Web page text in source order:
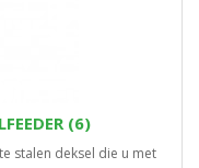
(6)
stalen deksel die u met